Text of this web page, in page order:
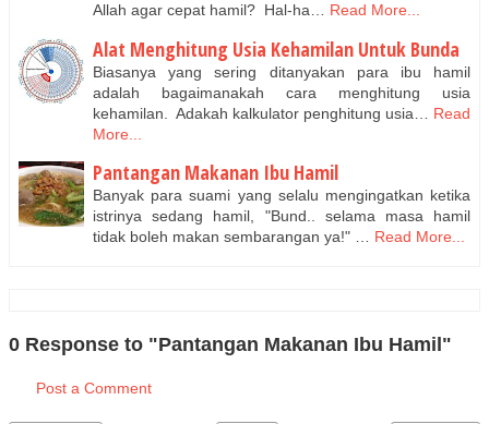
Allah agar cepat hamil? Hal-ha… Read More...
Alat Menghitung Usia Kehamilan Untuk Bunda
Biasanya yang sering ditanyakan para ibu hamil
adalah bagaimanakah cara menghitung usia
kehamilan. Adakah kalkulator penghitung usia…
Read
More...
Pantangan Makanan Ibu Hamil
Banyak para suami yang selalu mengingatkan ketika
istrinya sedang hamil, "Bund.. selama masa hamil
tidak boleh makan sembarangan ya!" … Read More...
0 Response to "Pantangan Makanan Ibu Hamil"
Post a Comment